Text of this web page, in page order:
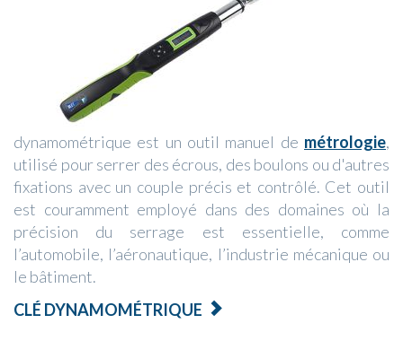
dynamométrique est un outil manuel de métrologie,
utilisé pour serrer des écrous, des boulons ou d'autres
fixations avec un couple précis et contrôlé. Cet outil
est couramment employé dans des domaines où la
précision du serrage est essentielle, comme
l’automobile, l’aéronautique, l’industrie mécanique ou
le bâtiment.
CLÉ DYNAMOMÉTRIQUE